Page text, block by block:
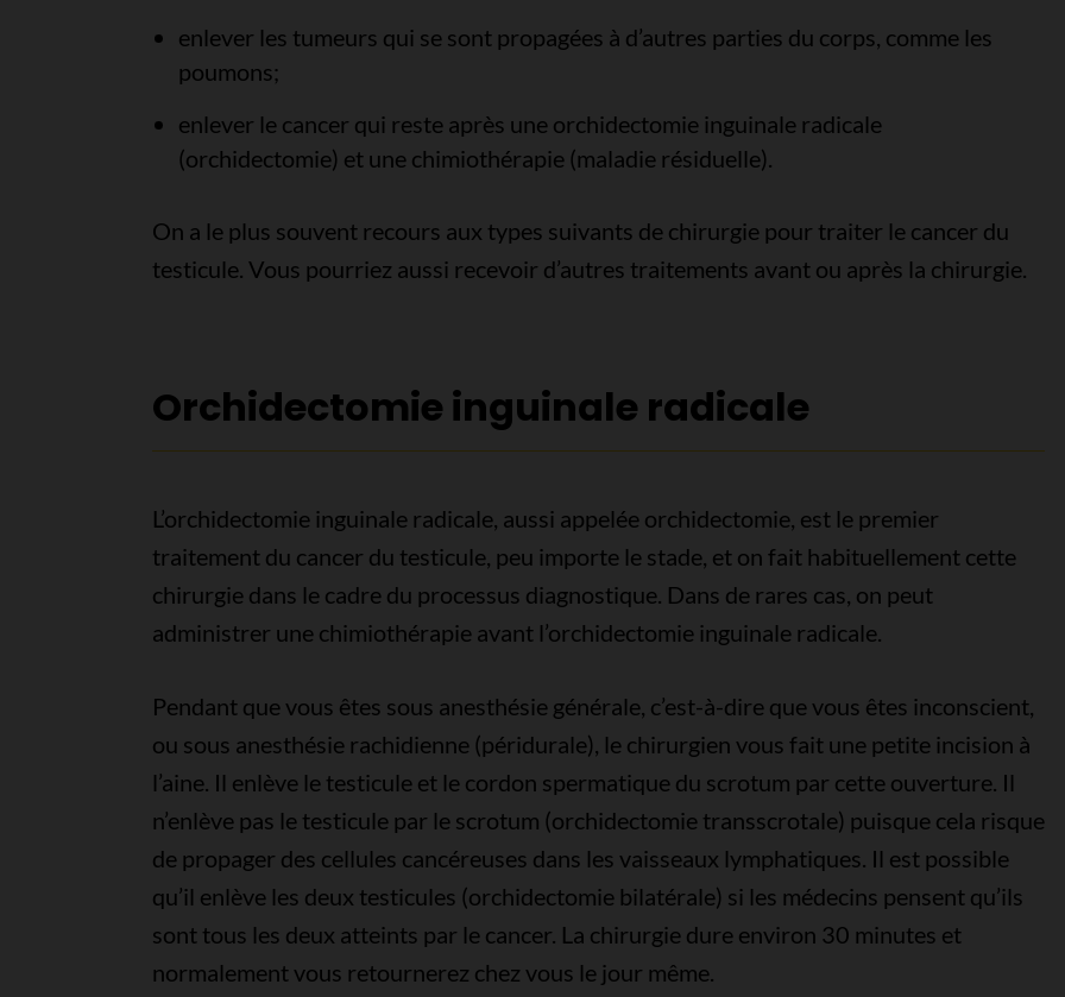
enlever les tumeurs qui se sont propagées à d’autres parties du corps, comme les
poumons;
enlever le cancer qui reste après une orchidectomie inguinale radicale
(orchidectomie) et une chimiothérapie (maladie résiduelle).
On a le plus souvent recours aux types suivants de chirurgie pour traiter le cancer du
testicule. Vous pourriez aussi recevoir d’autres traitements avant ou après la chirurgie.
Orchidectomie inguinale radicale
L’orchidectomie inguinale radicale, aussi appelée orchidectomie, est le premier
traitement du cancer du testicule, peu importe le stade, et on fait habituellement cette
chirurgie dans le cadre du processus diagnostique. Dans de rares cas, on peut
administrer une chimiothérapie avant l’orchidectomie inguinale radicale.
Pendant que vous êtes sous anesthésie générale, c’est-à-dire que vous êtes inconscient,
ou sous anesthésie rachidienne (péridurale), le chirurgien vous fait une petite incision à
l’aine. Il enlève le testicule et le cordon spermatique du scrotum par cette ouverture. Il
n’enlève pas le testicule par le scrotum (orchidectomie transscrotale) puisque cela risque
de propager des cellules cancéreuses dans les vaisseaux lymphatiques. Il est possible
qu’il enlève les deux testicules (orchidectomie bilatérale) si les médecins pensent qu’ils
sont tous les deux atteints par le cancer. La chirurgie dure environ 30 minutes et
normalement vous retournerez chez vous le jour même.